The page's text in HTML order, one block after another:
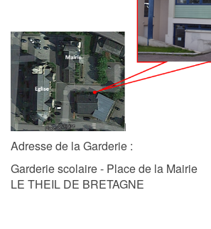
Adresse de la Garderie :
Garderie scolaire - Place de la Mairie
LE THEIL DE BRETAGNE